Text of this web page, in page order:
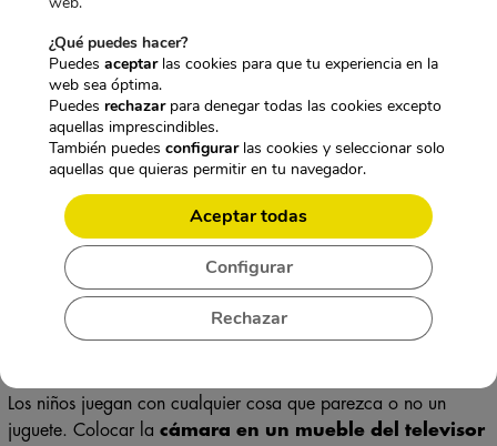
Los niños juegan con cualquier cosa que parezca o no un
juguete. Colocar la cámara en un mueble del televisor
¿Qué puedes hacer?
Puedes aceptarlas cookies para que tu experiencia en la
web sea óptima.
Puedes rechazarpara denegar todas las cookies excepto
aquellas imprescindibles.
También puedes configurarlas cookies y seleccionar solo
aquellas que quieras permitir en tu navegador.
Aceptar todas
Rechazar
Configurar
Para desbloquearlo, dinos qué te
CÁMARAS DISCRETAS
GRABADORAS OCULTAS
NO LO SÉ
No, gracias. No quiero mi descuento.